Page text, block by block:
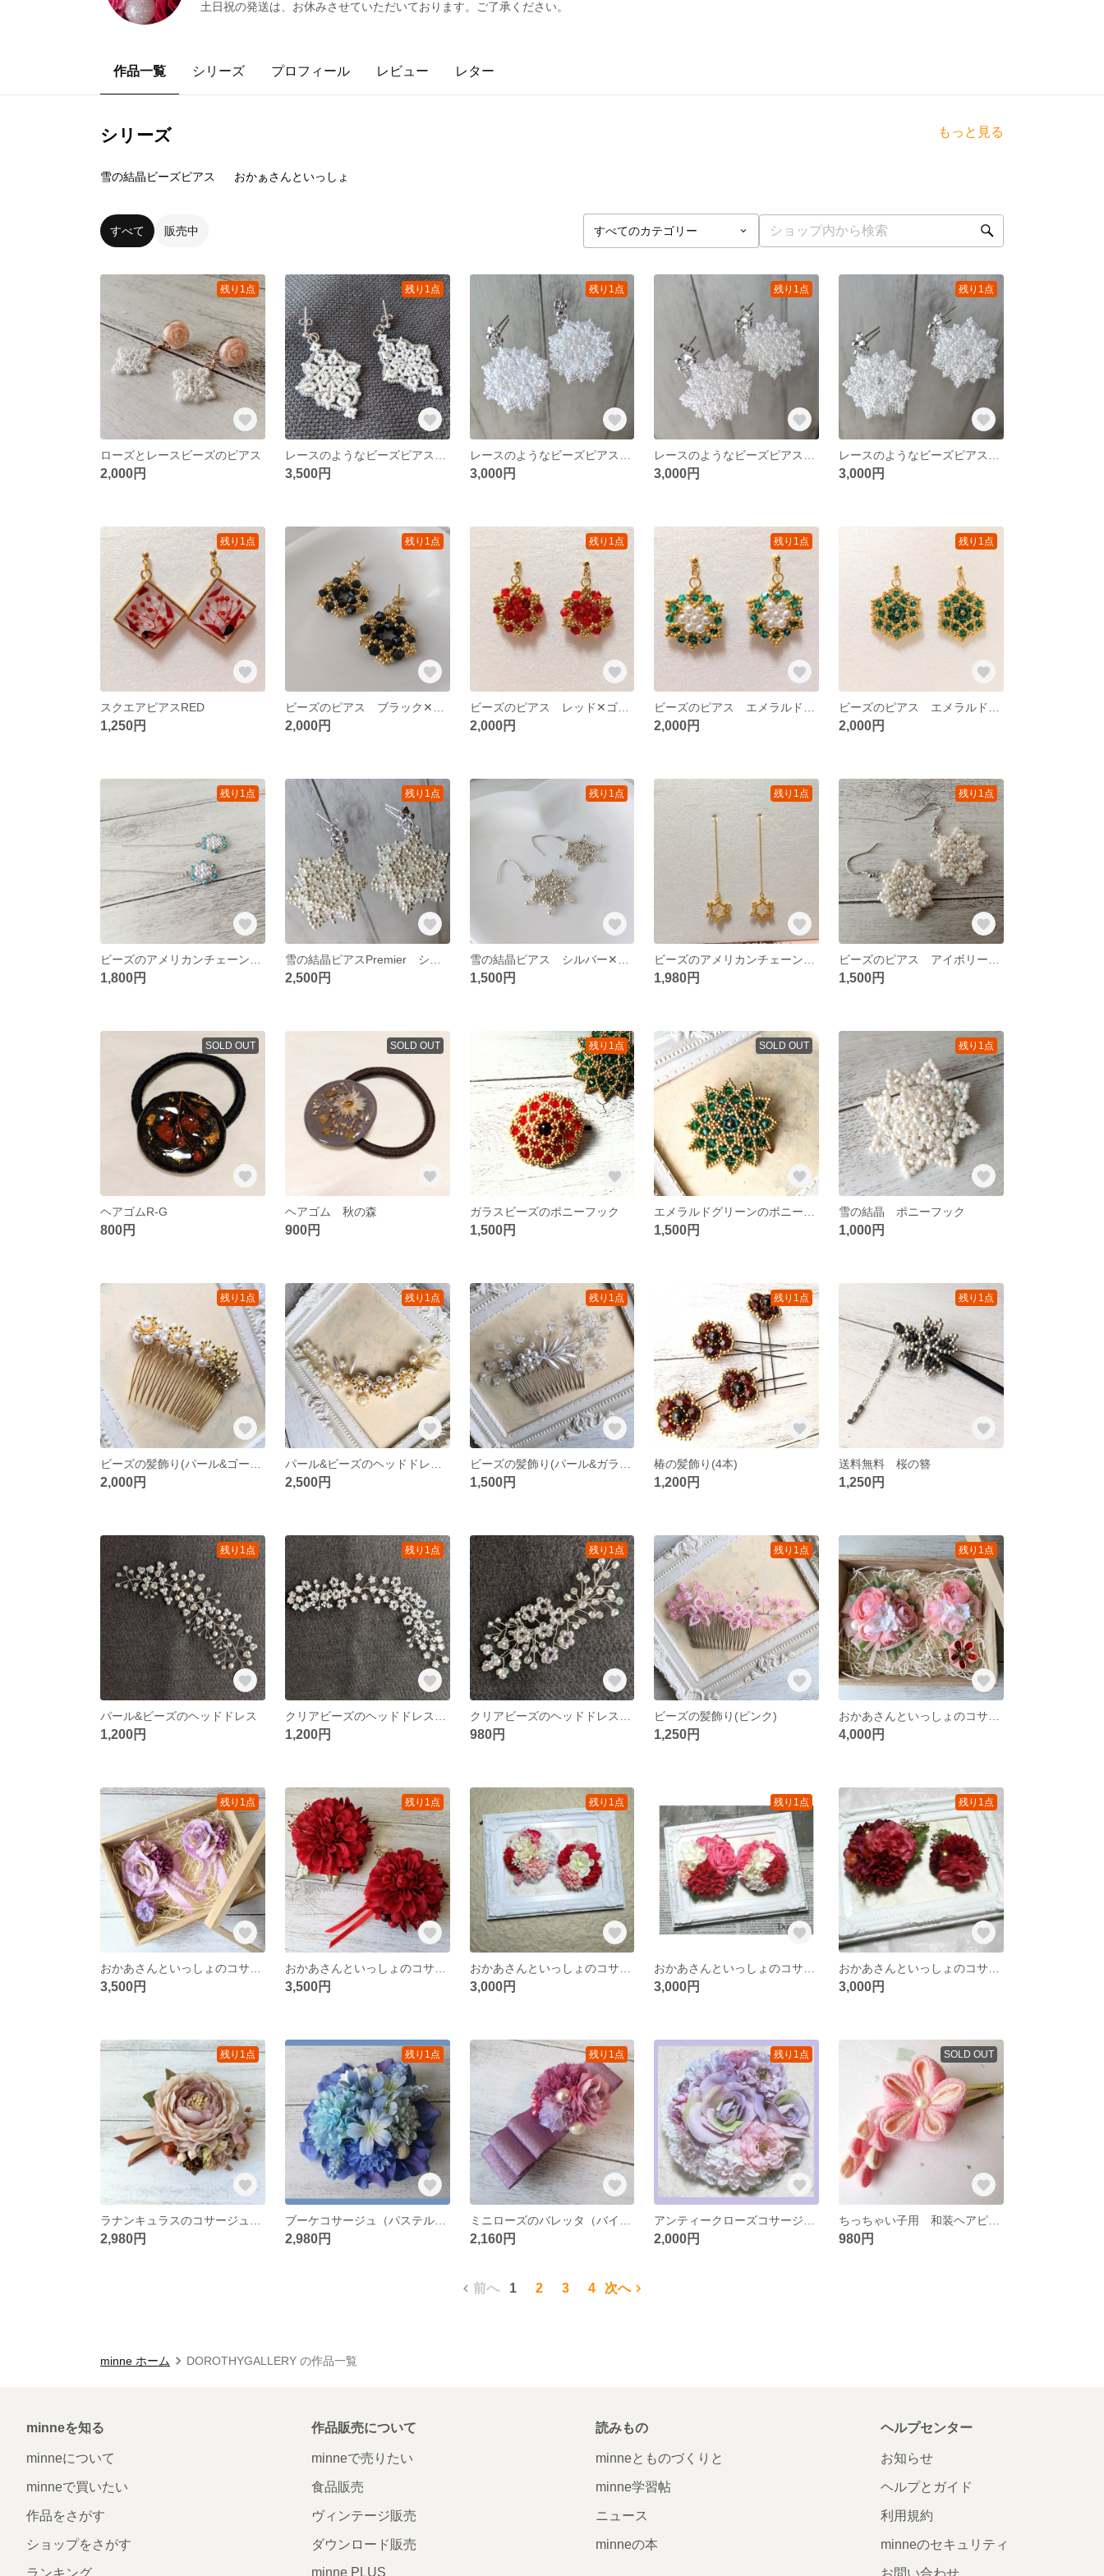
土日祝の発送は、お休みさせていただいております。ご了承ください。
作品一覧 シリーズ プロフィール レビュー レター
シリーズ もっと見る
雪の結晶ビーズピアス おかぁさんといっしょ
すべて 販売中
残り1点
ローズとレースビーズのピアス
2,000円
残り1点
3,500円
残り1点
3,000円
残り1点
3,000円
残り1点
3,000円
残り1点
スクエアピアスRED
1,250円
残り1点
2,000円
残り1点
ビーズのピアス レッド✕ゴールド
2,000円
残り1点
2,000円
残り1点
2,000円
残り1点
1,800円
残り1点
2,500円
残り1点
1,500円
残り1点
1,980円
残り1点
1,500円
SOLD OUT
ヘアゴムR-G
800円
SOLD OUT
ヘアゴム 秋の森
900円
残り1点
ガラスビーズのポニーフック
1,500円
SOLD OUT
1,500円
残り1点
雪の結晶 ポニーフック
1,000円
残り1点
2,000円
残り1点
2,500円
残り1点
1,500円
残り1点
椿の髪飾り(4本)
1,200円
残り1点
送料無料 桜の簪
1,250円
残り1点
パール&ビーズのヘッドドレス
1,200円
残り1点
1,200円
残り1点
980円
残り1点
ビーズの髪飾り(ピンク)
1,250円
残り1点
4,000円
残り1点
3,500円
残り1点
おかあさんといっしょのコサージュダリア（レッド№3）
3,500円
残り1点
おかあさんといっしょのコサージュ ミニローズ（オフホワイト）
3,000円
残り1点
3,000円
残り1点
3,000円
残り1点
2,980円
残り1点
ブーケコサージュ（パステルブルー）
2,980円
残り1点
2,160円
残り1点
2,000円
SOLD OUT
980円
前へ 1 2 3 4 次へ
minne ホーム DOROTHYGALLERY の作品一覧
minneを知る
minneについて
minneで買いたい
作品をさがす
ショップをさがす
ランキング
作品販売について
minneで売りたい
食品販売
ヴィンテージ販売
ダウンロード販売
minne PLUS
読みもの
minneとものづくりと
minne学習帖
ニュース
minneの本
ヘルプセンター
お知らせ
ヘルプとガイド
利用規約
minneのセキュリティ
お問い合わせ